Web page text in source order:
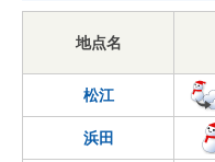
地点名
松江
浜田